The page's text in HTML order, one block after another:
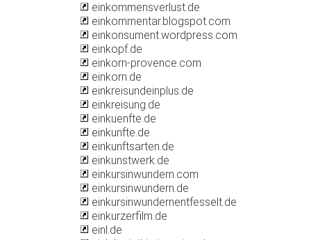
einkommensverlust.de
einkommentar.blogspot.com
einkonsument.wordpress.com
einkopf.de
einkorn-provence.com
einkorn.de
einkreisundeinplus.de
einkreisung.de
einkuenfte.de
einkunfte.de
einkunftsarten.de
einkunstwerk.de
einkursinwundern.com
einkursinwundern.de
einkursinwundernentfesselt.de
einkurzerfilm.de
einl.de